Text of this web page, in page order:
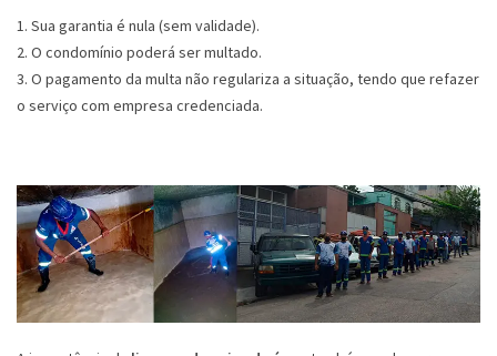
1. Sua garantia é nula (sem validade).
2. O condomínio poderá ser multado.
3. O pagamento da multa não regulariza a situação, tendo que refazer
o serviço com empresa credenciada.